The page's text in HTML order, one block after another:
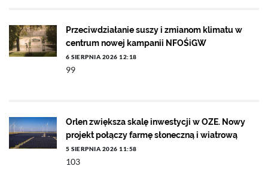
Przeciwdziałanie suszy i zmianom klimatu w
centrum nowej kampanii NFOŚiGW
6 SIERPNIA 2026 12:18
99
Orlen zwiększa skalę inwestycji w OZE. Nowy
projekt połączy farmę słoneczną i wiatrową
5 SIERPNIA 2026 11:58
103